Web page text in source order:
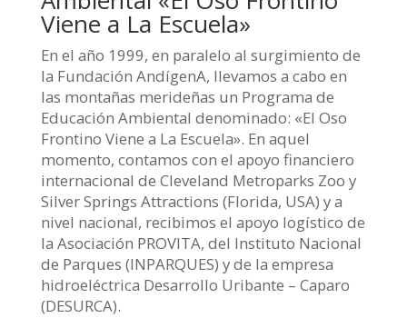
Viene a La Escuela»
En el año 1999, en paralelo al surgimiento de
la Fundación AndígenA, llevamos a cabo en
las montañas merideñas un Programa de
Educación Ambiental denominado: «El Oso
Frontino Viene a La Escuela». En aquel
momento, contamos con el apoyo financiero
internacional de Cleveland Metroparks Zoo y
Silver Springs Attractions (Florida, USA) y a
nivel nacional, recibimos el apoyo logístico de
la Asociación PROVITA, del Instituto Nacional
de Parques (INPARQUES) y de la empresa
hidroeléctrica Desarrollo Uribante – Caparo
(DESURCA).